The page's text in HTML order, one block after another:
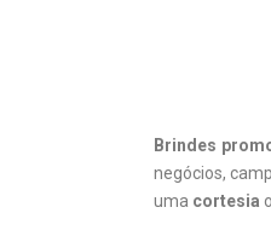
Brindes
negócios,
uma cortesia